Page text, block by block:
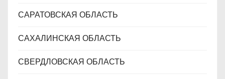
САРАТОВСКАЯ ОБЛАСТЬ
САХАЛИНСКАЯ ОБЛАСТЬ
СВЕРДЛОВСКАЯ ОБЛАСТЬ